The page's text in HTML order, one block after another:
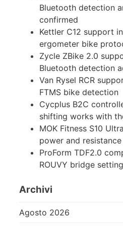
Bluetooth detection
confirmed
Kettler C12 support
ergometer bike
Zycle ZBike 2.0
Bluetooth detection
Van Rysel RCR
FTMS bike detection
Cycplus B2C
shifting works with
MOK Fitness S10
power and
ProForm TDF2.0
ROUVY bridge
Archivi
Agosto 2026